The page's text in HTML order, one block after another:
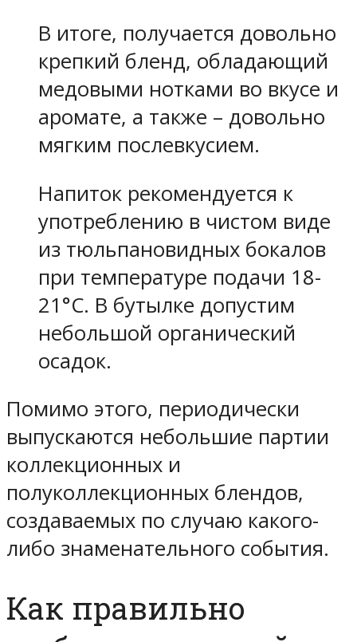
В итоге, получается довольно
крепкий бленд, обладающий
медовыми нотками во вкусе и
аромате, а также – довольно
мягким послевкусием.
Напиток рекомендуется к
употреблению в чистом виде
из тюльпановидных бокалов
при температуре подачи 18-
21°C. В бутылке допустим
небольшой органический
осадок.
Помимо этого, периодически
выпускаются небольшие партии
коллекционных и
полуколлекционных блендов,
создаваемых по случаю какого-
либо знаменательного события.
Как правильно